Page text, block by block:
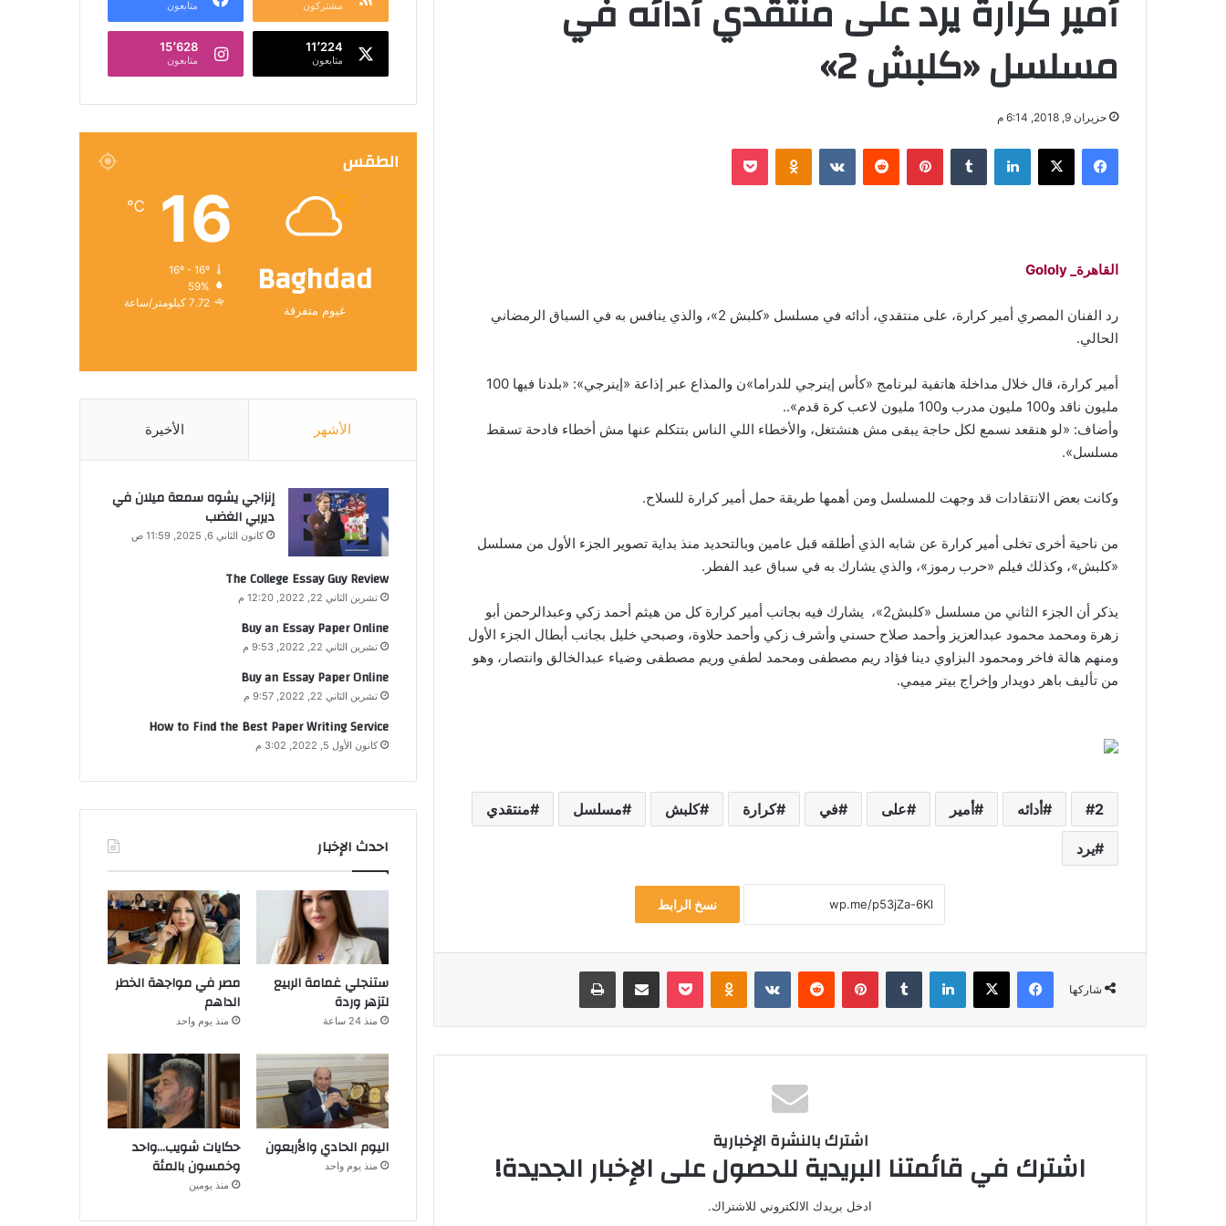
أمير كرارة يرد على منتقدي أدائه في
مسلسل «كلبش 2»
حزيران 9, 2018, 6:14 م
فيسبوك لينكدإن بينتيريست
القاهرة_ Gololy
رد الفنان المصري أمير كرارة، على منتقدي، أدائه في مسلسل «كلبش 2»، والذي ينافس به في السباق الرمضاني
الحالي.
أمير كرارة، قال خلال مداخلة هاتفية لبرنامج «كأس إينرجي للدراما»ن والمذاع عبر إذاعة «إينرجي»: «بلدنا فيها 100
مليون ناقد و100 مليون مدرب و100 مليون لاعب كرة قدم»..
وأضاف: «لو هنقعد نسمع لكل حاجة يبقى مش هنشتغل، والأخطاء اللي الناس بتتكلم عنها مش أخطاء فادحة تسقط
مسلسل».
وكانت بعض الانتقادات قد وجهت للمسلسل ومن أهمها طريقة حمل أمير كرارة للسلاح.
من ناحية أخرى تخلى أمير كرارة عن شابه الذي أطلقه قبل عامين وبالتحديد منذ بداية تصوير الجزء الأول من مسلسل
«كلبش»، وكذلك فيلم «حرب رموز»، والذي يشارك به في سباق عيد الفطر.
يذكر أن الجزء الثاني من مسلسل «كلبش2»، يشارك فيه بجانب أمير كرارة كل من هيثم أحمد زكي وعبدالرحمن أبو
زهرة ومحمد محمود عبدالعزيز وأحمد صلاح حسني وأشرف زكي وأحمد حلاوة، وصبحي خليل بجانب أبطال الجزء الأول
ومنهم هالة فاخر ومحمود البزاوي دينا فؤاد ريم مصطفى ومحمد لطفي وريم مصطفى وضياء عبدالخالق وانتصار، وهو
من تأليف باهر دويدار وإخراج بيتر ميمي.
2 أدائه أمير على في كرارة كلبش مسلسل منتقدي
يرد
نسخ الرابط
شاركها
فيسبوك لينكدإن بينتيريست
اشترك بالنشرة الإخبارية
اشترك في قائمتنا البريدية للحصول على الإخبار الجديدة!
ادخل بريدك الالكتروني للاشتراك.
مشتركون متابعون
11٬224
متابعون
15٬628
متابعون
الطقس
Baghdad
غيوم متفرقة
16
℃
16º - 16º
59%
7.72 كيلومتر/ساعة
الأشهر الأخيرة
إنزاجي يشوه سمعة ميلان في
ديربي الغضب
كانون الثاني 6, 2025, 11:59 ص
The College Essay Guy Review
تشرين الثاني 22, 2022, 12:20 م
Buy an Essay Paper Online
تشرين الثاني 22, 2022, 9:53 م
Buy an Essay Paper Online
تشرين الثاني 22, 2022, 9:57 م
How to Find the Best Paper Writing Service
كانون الأول 5, 2022, 3:02 م
احدث الإخبار
ستنجلي غمامة الربيع
لتزهر وردة
منذ 24 ساعة
مصر في مواجهة الخطر
الداهم
منذ يوم واحد
اليوم الحادي والأربعون
منذ يوم واحد
حكايات شويب…واحد
وخمسون بالمئة
منذ يومين